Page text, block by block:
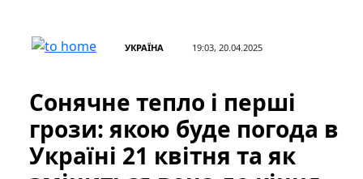
УКРАЇНА 19:03, 20.04.2025
Сонячне тепло і перші
грози: якою буде погода в
Україні 21 квітня та як